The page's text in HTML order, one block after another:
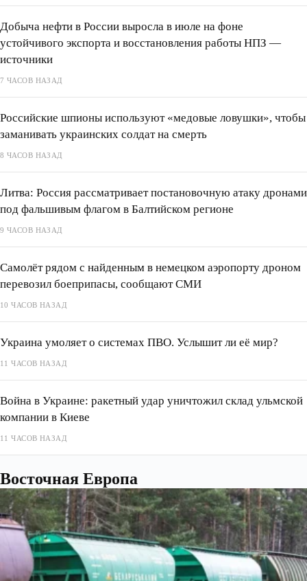
Добыча нефти в России выросла в июле на фоне
устойчивого экспорта и восстановления работы НПЗ —
источники
7 ЧАСОВ НАЗАД
Российские шпионы используют «медовые ловушки», чтобы
заманивать украинских солдат на смерть
8 ЧАСОВ НАЗАД
Литва: Россия рассматривает постановочную атаку дронами
под фальшивым флагом в Балтийском регионе
9 ЧАСОВ НАЗАД
Самолёт рядом с найденным в немецком аэропорту дроном
перевозил боеприпасы, сообщают СМИ
10 ЧАСОВ НАЗАД
Украина умоляет о системах ПВО. Услышит ли её мир?
11 ЧАСОВ НАЗАД
Война в Украине: ракетный удар уничтожил склад ульмской
компании в Киеве
11 ЧАСОВ НАЗАД
Восточная Европа